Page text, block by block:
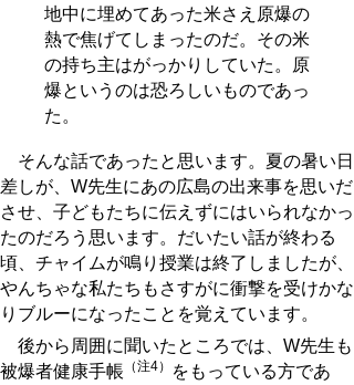
地中に埋めてあった米さえ原爆の
熱で焦げてしまったのだ。その米
の持ち主はがっかりしていた。原
爆というのは恐ろしいものであっ
た。
そんな話であったと思います。夏の暑い日
差しが、W先生にあの広島の出来事を思いだ
させ、子どもたちに伝えずにはいられなかっ
たのだろう思います。だいたい話が終わる
頃、チャイムが鳴り授業は終了しましたが、
やんちゃな私たちもさすがに衝撃を受けかな
りブルーになったことを覚えています。
後から周囲に聞いたところでは、W先生も
被爆者健康手帳 （注4）
をもっている方であ